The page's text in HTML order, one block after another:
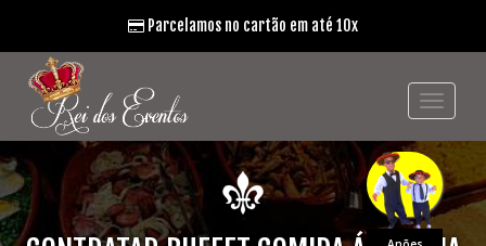
Parcelamos no cartão em até 10x